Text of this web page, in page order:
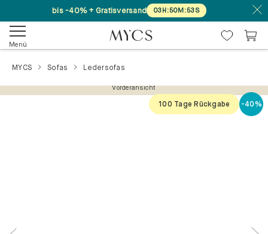
bis -40% + Gratisversand 03H:50M:52S
Menü
MYCS Sofas Ledersofas
100 Tage Rückgabe -40%